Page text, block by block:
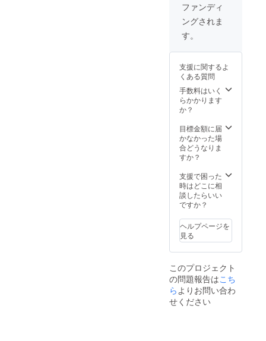
ファンディ
ングされま
す。
支援に関するよ
くある質問
手数料はいく
らかかります
か？
目標金額に届
かなかった場
合どうなりま
すか？
支援で困った
時はどこに相
談したらいい
ですか？
ヘルプページを
見る
このプロジェクト
の問題報告はこち
らよりお問い合わ
せください